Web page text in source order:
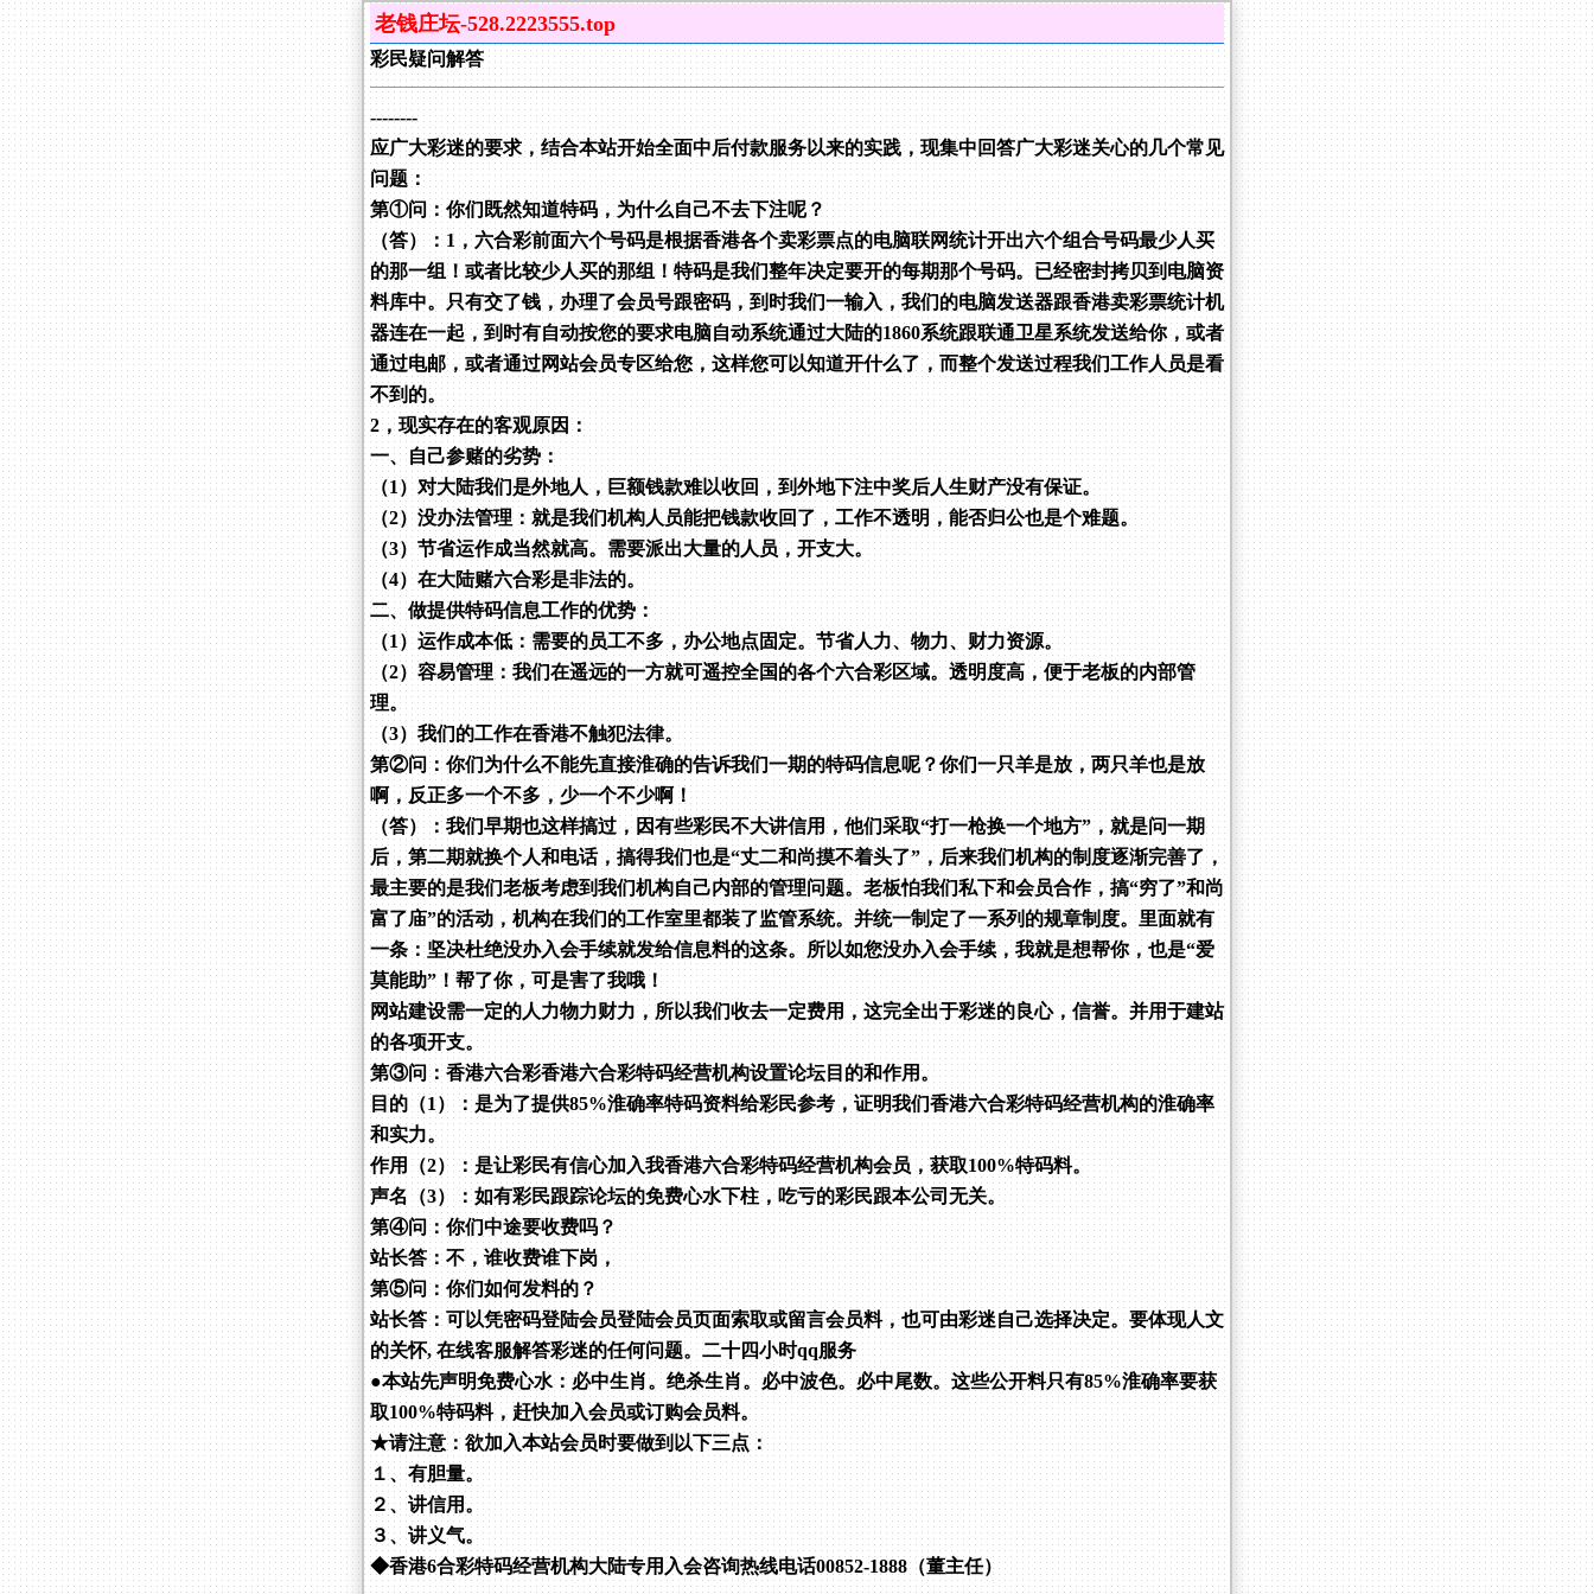
老钱庄坛-528.2223555.top
彩民疑问解答
--------
应广大彩迷的要求，结合本站开始全面中后付款服务以来的实践，现集中回答广大彩迷关心的几个常见
问题：
第①问：你们既然知道特码，为什么自己不去下注呢？
（答）：1，六合彩前面六个号码是根据香港各个卖彩票点的电脑联网统计开出六个组合号码最少人买
的那一组！或者比较少人买的那组！特码是我们整年决定要开的每期那个号码。已经密封拷贝到电脑资
料库中。只有交了钱，办理了会员号跟密码，到时我们一输入，我们的电脑发送器跟香港卖彩票统计机
器连在一起，到时有自动按您的要求电脑自动系统通过大陆的1860系统跟联通卫星系统发送给你，或者
通过电邮，或者通过网站会员专区给您，这样您可以知道开什么了，而整个发送过程我们工作人员是看
不到的。
2，现实存在的客观原因：
一、自己参赌的劣势：
（1）对大陆我们是外地人，巨额钱款难以收回，到外地下注中奖后人生财产没有保证。
（2）没办法管理：就是我们机构人员能把钱款收回了，工作不透明，能否归公也是个难题。
（3）节省运作成当然就高。需要派出大量的人员，开支大。
（4）在大陆赌六合彩是非法的。
二、做提供特码信息工作的优势：
（1）运作成本低：需要的员工不多，办公地点固定。节省人力、物力、财力资源。
（2）容易管理：我们在遥远的一方就可遥控全国的各个六合彩区域。透明度高，便于老板的内部管
理。
（3）我们的工作在香港不触犯法律。
第②问：你们为什么不能先直接淮确的告诉我们一期的特码信息呢？你们一只羊是放，两只羊也是放
啊，反正多一个不多，少一个不少啊！
（答）：我们早期也这样搞过，因有些彩民不大讲信用，他们采取“打一枪换一个地方”，就是问一期
后，第二期就换个人和电话，搞得我们也是“丈二和尚摸不着头了”，后来我们机构的制度逐渐完善了，
最主要的是我们老板考虑到我们机构自己内部的管理问题。老板怕我们私下和会员合作，搞“穷了”和尚
富了庙”的活动，机构在我们的工作室里都装了监管系统。并统一制定了一系列的规章制度。里面就有
一条：坚决杜绝没办入会手续就发给信息料的这条。所以如您没办入会手续，我就是想帮你，也是“爱
莫能助”！帮了你，可是害了我哦！
网站建设需一定的人力物力财力，所以我们收去一定费用，这完全出于彩迷的良心，信誉。并用于建站
的各项开支。
第③问：香港六合彩香港六合彩特码经营机构设置论坛目的和作用。
目的（1）：是为了提供85%淮确率特码资料给彩民参考，证明我们香港六合彩特码经营机构的淮确率
和实力。
作用（2）：是让彩民有信心加入我香港六合彩特码经营机构会员，获取100%特码料。
声名（3）：如有彩民跟踪论坛的免费心水下柱，吃亏的彩民跟本公司无关。
第④问：你们中途要收费吗？
站长答：不，谁收费谁下岗，
第⑤问：你们如何发料的？
站长答：可以凭密码登陆会员登陆会员页面索取或留言会员料，也可由彩迷自己选择决定。要体现人文
的关怀, 在线客服解答彩迷的任何问题。二十四小时qq服务
●本站先声明免费心水：必中生肖。绝杀生肖。必中波色。必中尾数。这些公开料只有85%淮确率要获
取100%特码料，赶快加入会员或订购会员料。
★请注意：欲加入本站会员时要做到以下三点：
１、有胆量。
２、讲信用。
３、讲义气。
◆香港6合彩特码经营机构大陆专用入会咨询热线电话00852-1888（董主任）